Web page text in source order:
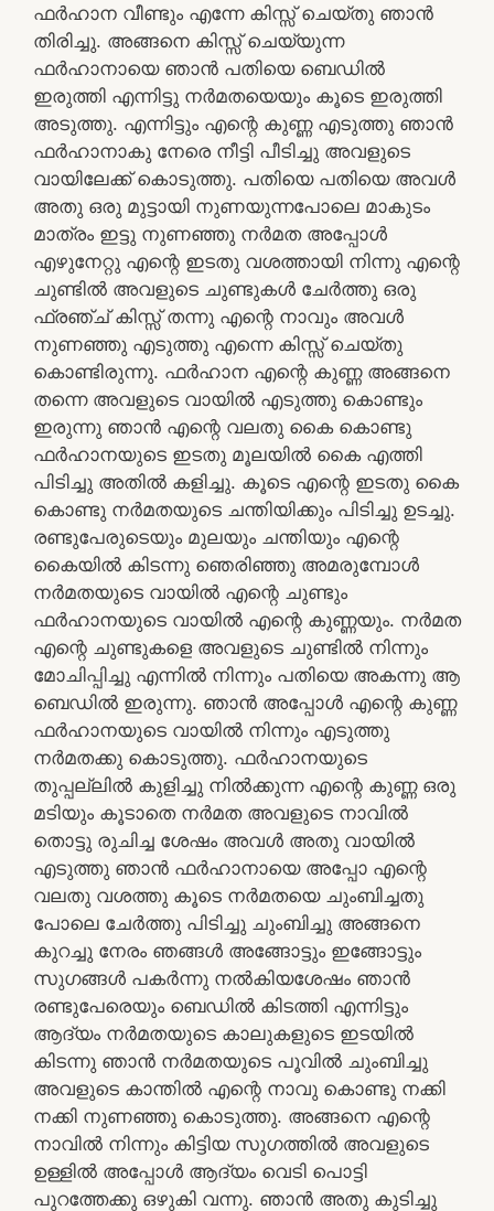
ഫർഹാന വീണ്ടും എന്നേ കിസ്സ് ചെയ്തു ഞാൻ
തിരിച്ചു. അങ്ങനെ കിസ്സ് ചെയ്യുന്ന
ഫർഹാനായെ ഞാൻ പതിയെ ബെഡിൽ
ഇരുത്തി എന്നിട്ടു നർമതയെയും കൂടെ ഇരുത്തി
അടുത്തു. എന്നിട്ടും എന്റെ കുണ്ണ എടുത്തു ഞാൻ
ഫർഹാനാകു നേരെ നീട്ടി പീടിച്ചു അവളുടെ
വായിലേക്ക് കൊടുത്തു. പതിയെ പതിയെ അവൾ
അതു ഒരു മുട്ടായി നുണയുന്നപോലെ മാകുടം
മാത്രം ഇട്ടു നുണഞ്ഞു നർമത അപ്പോൾ
എഴുനേറ്റു എന്റെ ഇടതു വശത്തായി നിന്നു എന്റെ
ചുണ്ടിൽ അവളുടെ ചുണ്ടുകൾ ചേർത്തു ഒരു
ഫ്രഞ്ച് കിസ്സ് തന്നു എന്റെ നാവും അവൾ
നുണഞ്ഞു എടുത്തു എന്നെ കിസ്സ് ചെയ്തു
കൊണ്ടിരുന്നു. ഫർഹാന എന്റെ കുണ്ണ അങ്ങനെ
തന്നെ അവളുടെ വായിൽ എടുത്തു കൊണ്ടും
ഇരുന്നു ഞാൻ എന്റെ വലതു കൈ കൊണ്ടു
ഫർഹാനയുടെ ഇടതു മൂലയിൽ കൈ എത്തി
പിടിച്ചു അതിൽ കളിച്ചു. കൂടെ എന്റെ ഇടതു കൈ
കൊണ്ടു നർമതയുടെ ചന്തിയിക്കും പിടിച്ചു ഉടച്ചു.
രണ്ടുപേരുടെയും മുലയും ചന്തിയും എന്റെ
കൈയിൽ കിടന്നു ഞെരിഞ്ഞു അമരുമ്പോൾ
നർമതയുടെ വായിൽ എന്റെ ചുണ്ടും
ഫർഹാനയുടെ വായിൽ എന്റെ കുണ്ണയും. നർമത
എന്റെ ചുണ്ടുകളെ അവളുടെ ചുണ്ടിൽ നിന്നും
മോചിപ്പിച്ചു എന്നിൽ നിന്നും പതിയെ അകന്നു ആ
ബെഡിൽ ഇരുന്നു. ഞാൻ അപ്പോൾ എന്റെ കുണ്ണ
ഫർഹാനയുടെ വായിൽ നിന്നും എടുത്തു
നർമതക്കു കൊടുത്തു. ഫർഹാനയുടെ
തുപ്പല്ലിൽ കുളിച്ചു നിൽക്കുന്ന എന്റെ കുണ്ണ ഒരു
മടിയും കൂടാതെ നർമത അവളുടെ നാവിൽ
തൊട്ടു രുചിച്ച ശേഷം അവൾ അതു വായിൽ
എടുത്തു ഞാൻ ഫർഹാനായെ അപ്പോ എന്റെ
വലതു വശത്തു കൂടെ നർമതയെ ചുംബിച്ചതു
പോലെ ചേർത്തു പിടിച്ചു ചുംബിച്ചു അങ്ങനെ
കുറച്ചു നേരം ഞങ്ങൾ അങ്ങോട്ടും ഇങ്ങോട്ടും
സുഗങ്ങൾ പകർന്നു നൽകിയശേഷം ഞാൻ
രണ്ടുപേരെയും ബെഡിൽ കിടത്തി എന്നിട്ടും
ആദ്യം നർമതയുടെ കാലുകളുടെ ഇടയിൽ
കിടന്നു ഞാൻ നർമതയുടെ പൂവിൽ ചുംബിച്ചു
അവളുടെ കാന്തിൽ എന്റെ നാവു കൊണ്ടു നക്കി
നക്കി നുണഞ്ഞു കൊടുത്തു. അങ്ങനെ എന്റെ
നാവിൽ നിന്നും കിട്ടിയ സുഗത്തിൽ അവളുടെ
ഉള്ളിൽ അപ്പോൾ ആദ്യം വെടി പൊട്ടി
പുറത്തേക്കു ഒഴുകി വന്നു. ഞാൻ അതു കുടിച്ചു